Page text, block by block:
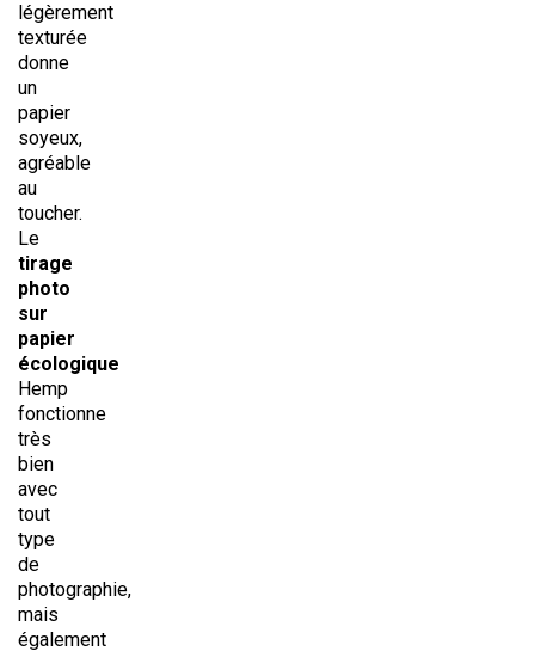
légèrement
texturée
donne
un
papier
soyeux,
agréable
au
toucher.
Le
tirage
photo
sur
papier
écologique
Hemp
fonctionne
très
bien
avec
tout
type
de
photographie,
mais
également